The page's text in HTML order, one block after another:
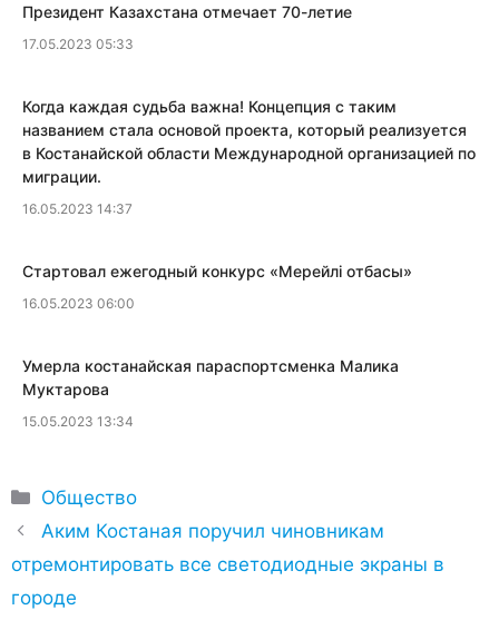
Президент Казахстана отмечает 70-летие
17.05.2023 05:33
Когда каждая судьба важна! Концепция с таким
названием стала основой проекта, который реализуется
в Костанайской области Международной организацией по
миграции.
16.05.2023 14:37
​Стартовал ежегодный конкурс «Мерейлi отбасы»
16.05.2023 06:00
​Умерла костанайская параспортсменка Малика
Муктарова
15.05.2023 13:34
Рубрики
Общество
Аким Костаная поручил чиновникам
отремонтировать все светодиодные экраны в
городе